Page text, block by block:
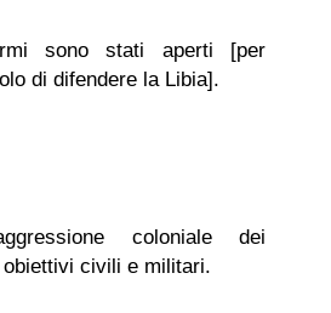
sono stati aperti [per
di difendere la Libia].
coloniale dei
civili e militari.